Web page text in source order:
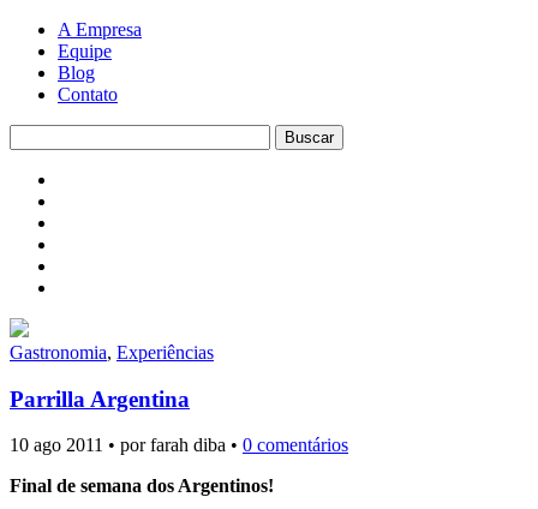
A Empresa
Equipe
Blog
Contato
Gastronomia, Experiências
Parrilla Argentina
10 ago 2011 • por farah diba • 0 comentários
Final de semana dos Argentinos!